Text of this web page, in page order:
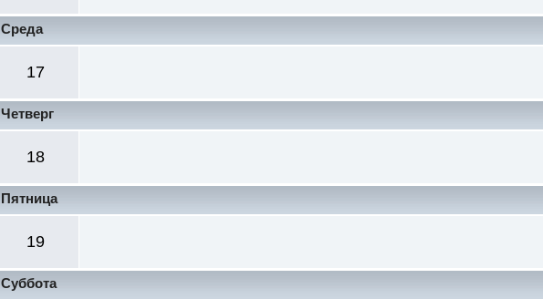
Среда
17
Четверг
18
Пятница
19
Суббота